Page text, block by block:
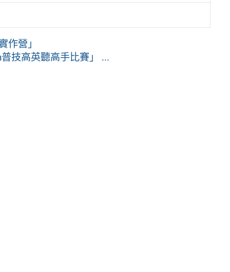
作營」
技高英聽高手比賽」 ...